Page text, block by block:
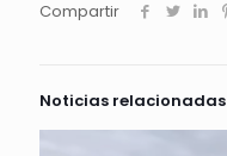
Compartir
Noticias relacionadas